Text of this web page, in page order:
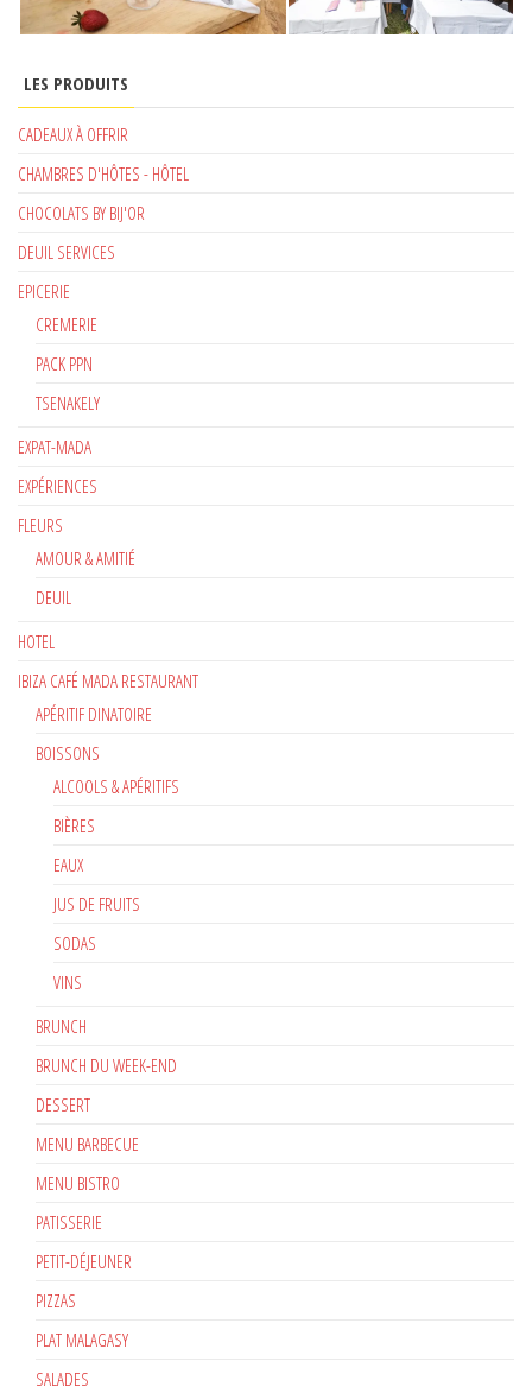
LES PRODUITS
CADEAUX À OFFRIR
CHAMBRES D'HÔTES - HÔTEL
CHOCOLATS BY BIJ'OR
DEUIL SERVICES
EPICERIE
CREMERIE
PACK PPN
TSENAKELY
EXPAT-MADA
EXPÉRIENCES
FLEURS
AMOUR & AMITIÉ
DEUIL
HOTEL
IBIZA CAFÉ MADA RESTAURANT
APÉRITIF DINATOIRE
BOISSONS
ALCOOLS & APÉRITIFS
BIÈRES
EAUX
JUS DE FRUITS
SODAS
VINS
BRUNCH
BRUNCH DU WEEK-END
DESSERT
MENU BARBECUE
MENU BISTRO
PATISSERIE
PETIT-DÉJEUNER
PIZZAS
PLAT MALAGASY
SALADES